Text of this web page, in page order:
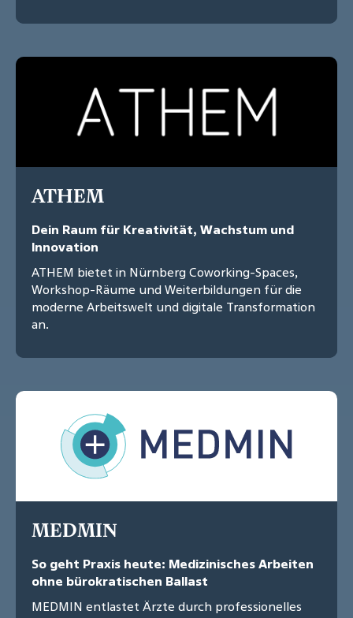
ATHEM
Dein Raum für Kreativität, Wachstum und
Innovation
ATHEM bietet in Nürnberg Coworking-Spaces,
Workshop-Räume und Weiterbildungen für die
moderne Arbeitswelt und digitale Transformation
an.
MEDMIN
So geht Praxis heute: Medizinisches Arbeiten
ohne bürokratischen Ballast
MEDMIN entlastet Ärzte durch professionelles